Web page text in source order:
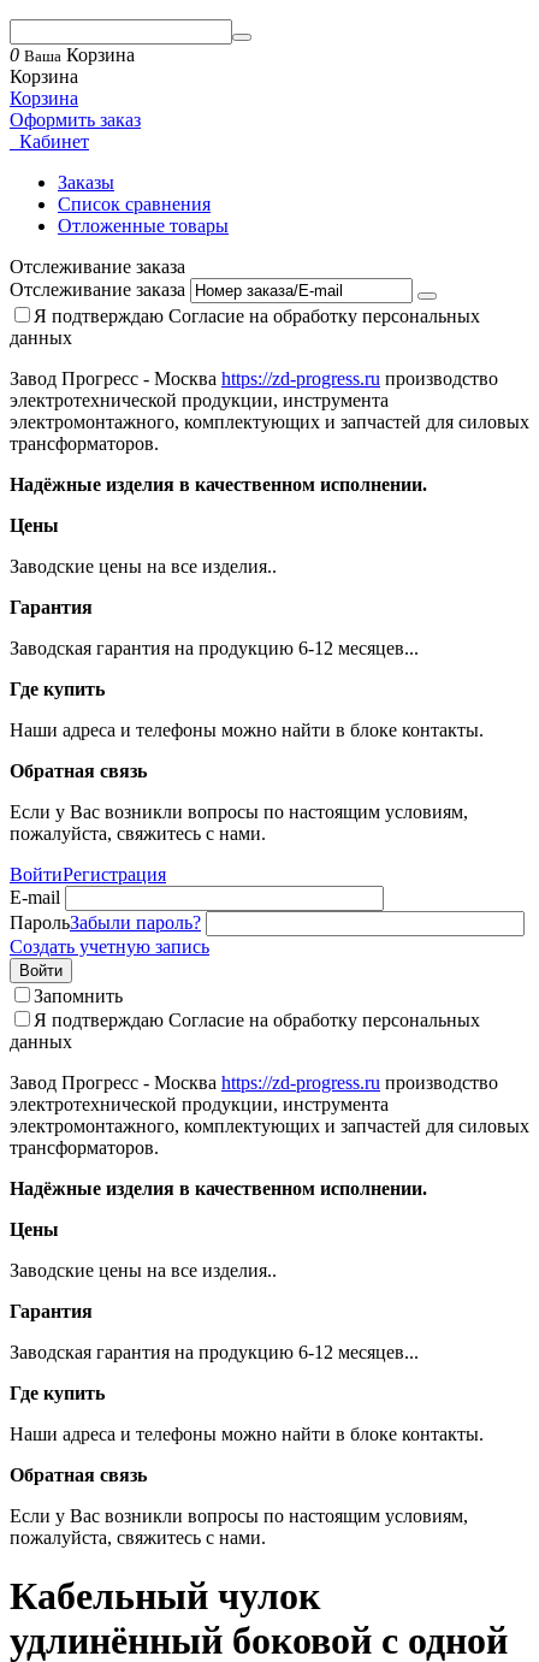
0 Ваша Корзина
Корзина
Корзина
Оформить заказ
Кабинет
Заказы
Список сравнения
Отложенные товары
Отслеживание заказа
Отслеживание заказа
Я подтверждаю Согласие на обработку персональных
данных
Завод Прогресс - Москва https://zd-progress.ru производство
электротехнической продукции, инструмента
электромонтажного, комплектующих и запчастей для силовых
трансформаторов.
Надёжные изделия в качественном исполнении.
Цены
Заводские цены на все изделия..
Гарантия
Заводская гарантия на продукцию 6-12 месяцев...
Где купить
Наши адреса и телефоны можно найти в блоке контакты.
Обратная связь
Если у Вас возникли вопросы по настоящим условиям,
пожалуйста, свяжитесь с нами.
ВойтиРегистрация
E-mail
ПарольЗабыли пароль?
Создать учетную запись
Войти
Запомнить
Я подтверждаю Согласие на обработку персональных
данных
Завод Прогресс - Москва https://zd-progress.ru производство
электротехнической продукции, инструмента
электромонтажного, комплектующих и запчастей для силовых
трансформаторов.
Надёжные изделия в качественном исполнении.
Цены
Заводские цены на все изделия..
Гарантия
Заводская гарантия на продукцию 6-12 месяцев...
Где купить
Наши адреса и телефоны можно найти в блоке контакты.
Обратная связь
Если у Вас возникли вопросы по настоящим условиям,
пожалуйста, свяжитесь с нами.
Кабельный чулок
удлинённый боковой с одной